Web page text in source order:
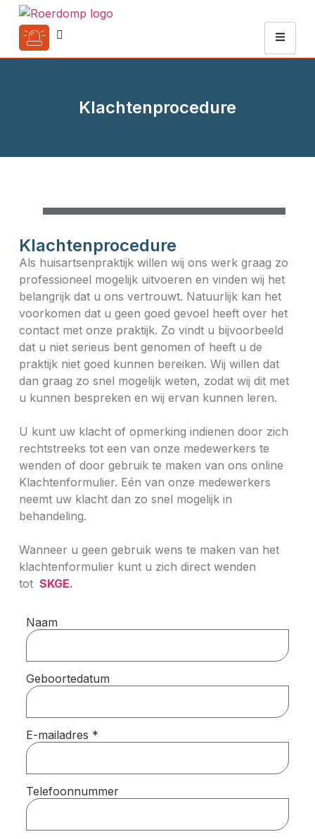
Klachtenprocedure
Klachtenprocedure
Als huisartsenpraktijk willen wij ons werk graag zo
professioneel mogelijk uitvoeren en vinden wij het
belangrijk dat u ons vertrouwt. Natuurlijk kan het
voorkomen dat u geen goed gevoel heeft over het
contact met onze praktijk. Zo vindt u bijvoorbeeld
dat u niet serieus bent genomen of heeft u de
praktijk niet goed kunnen bereiken. Wij willen dat
dan graag zo snel mogelijk weten, zodat wij dit met
u kunnen bespreken en wij ervan kunnen leren.
U kunt uw klacht of opmerking indienen door zich
rechtstreeks tot een van onze medewerkers te
wenden of door gebruik te maken van ons online
Klachtenformulier. Eén van onze medewerkers
neemt uw klacht dan zo snel mogelijk in
behandeling.
Wanneer u geen gebruik wens te maken van het
klachtenformulier kunt u zich direct wenden
tot SKGE.
Naam
Geboortedatum
E-mailadres *
Telefoonnummer